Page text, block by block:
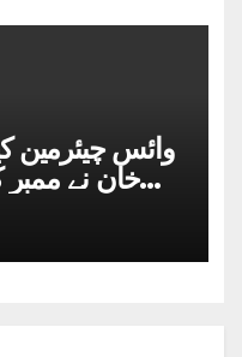
وائس چیئرمین
ہمراہ
دعوت پر